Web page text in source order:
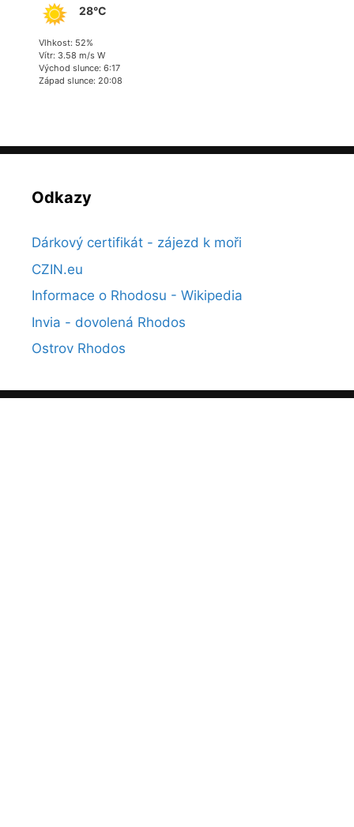
28°C
Vlhkost: 52%
Vítr: 3.58 m/s W
Východ slunce: 6:17
Západ slunce: 20:08
Odkazy
Dárkový certifikát - zájezd k moři
CZIN.eu
Informace o Rhodosu - Wikipedia
Invia - dovolená Rhodos
Ostrov Rhodos